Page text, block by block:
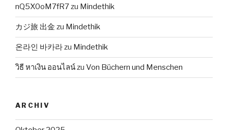
nQ5X0oM7fR7zu Mindethik
カジ旅 出金 zu Mindethik
온라인 바카라zu Mindethik
วิธี หาเงิน ออนไลน์zu Von Büchern und Menschen
ARCHIV